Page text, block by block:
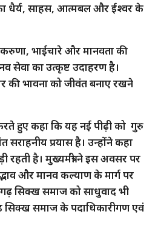
धैर्य, साहस, आत्मबल और ईश्वर के
भाईचारे और मानवता की
सेवा का उत्कृष्ट उदाहरण है।
की भावना को जीवंत बनाए रखने
करते हुए कहा कि यह नई पीढ़ी को गुरु
प्रयास है। उन्होंने कहा
रहती है। मुख्यमंत्री ने इस अवसर पर
और मानव कल्याण के मार्ग पर
सिक्ख समाज को साधुवाद भी
सिक्ख समाज के पदाधिकारीगण एवं